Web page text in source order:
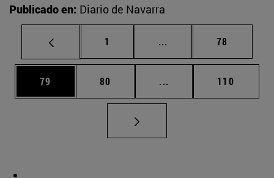
Publicado en: Diario de Navarra
Página
1 ... Páginas intermedias
Página
78
Página
79 Página
80 ... Páginas intermedias
Página
110